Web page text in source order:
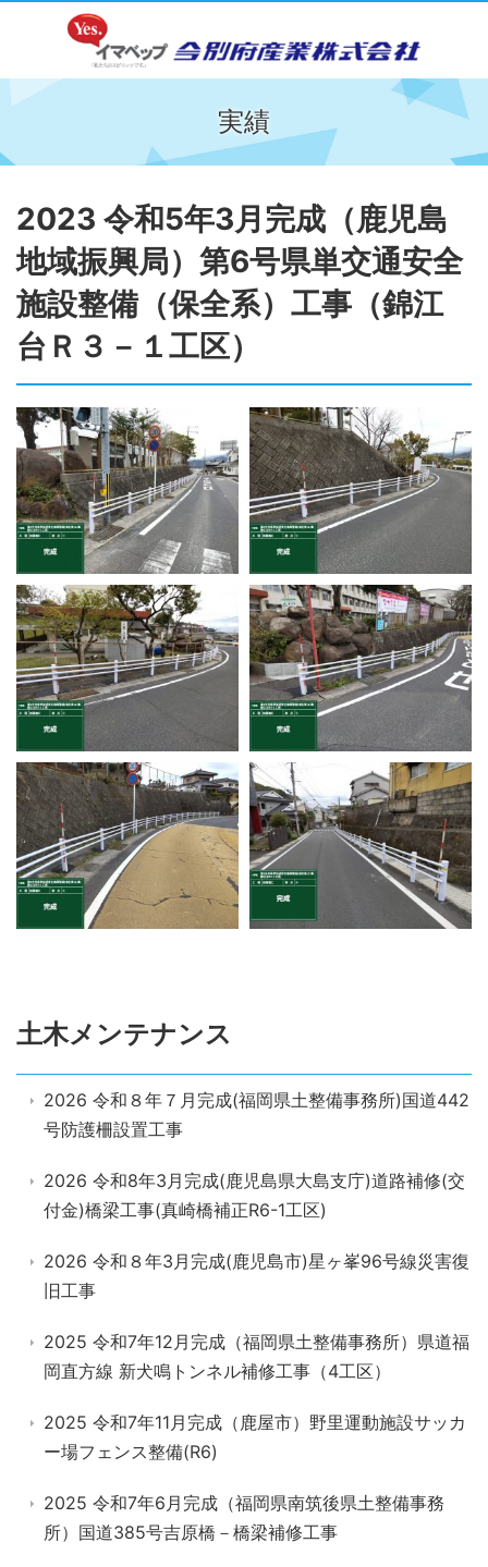
実績
2023 令和5年3月完成（鹿児島
地域振興局）第6号県単交通安全
施設整備（保全系）工事（錦江
台Ｒ３－１工区）
土木メンテナンス
2026 令和８年７月完成(福岡県土整備事務所)国道442
号防護柵設置工事
2026 令和8年3月完成(鹿児島県大島支庁)道路補修(交
付金)橋梁工事(真崎橋補正R6-1工区)
2026 令和８年3月完成(鹿児島市)星ヶ峯96号線災害復
旧工事
2025 令和7年12月完成（福岡県土整備事務所）県道福
岡直方線 新犬鳴トンネル補修工事（4工区）
2025 令和7年11月完成（鹿屋市）野里運動施設サッカ
ー場フェンス整備(R6)
2025 令和7年6月完成（福岡県南筑後県土整備事務
所）国道385号吉原橋－橋梁補修工事